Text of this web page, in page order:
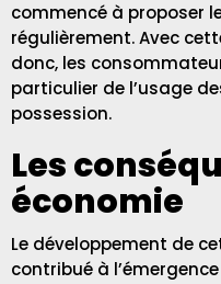
commencé à proposer
régulièrement. Avec
donc, les
particulier de l’usage
possession.
Les
économie
Le développement de
contribué à